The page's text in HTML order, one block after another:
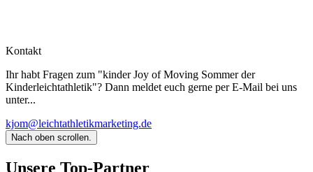
Kontakt
Ihr habt Fragen zum "kinder Joy of Moving Sommer der
Kinderleichtathletik"? Dann meldet euch gerne per E-Mail bei uns
unter...
kjom@leichtathletikmarketing.de
Nach oben scrollen.
Unsere Top-Partner